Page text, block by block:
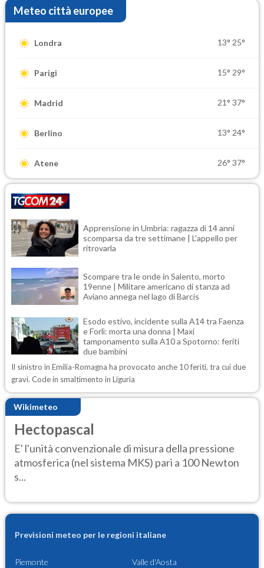
Meteo città europee
Londra 13° 25°
Parigi 15° 29°
Madrid 21° 37°
Berlino 13° 24°
Atene 26° 37°
Apprensione in Umbria: ragazza di 14 anni
scomparsa da tre settimane | L'appello per
ritrovarla
Scompare tra le onde in Salento, morto
19enne | Militare americano di stanza ad
Aviano annega nel lago di Barcis
Esodo estivo, incidente sulla A14 tra Faenza
e Forlì: morta una donna | Maxi
tamponamento sulla A10 a Spotorno: feriti
due bambini
Il sinistro in Emilia-Romagna ha provocato anche 10 feriti, tra cui due
gravi. Code in smaltimento in Liguria
Wikimeteo
Hectopascal
E' l'unità convenzionale di misura della pressione
atmosferica (nel sistema MKS) pari a 100 Newton
s...
Previsioni meteo per le regioni italiane
Piemonte Valle d'Aosta